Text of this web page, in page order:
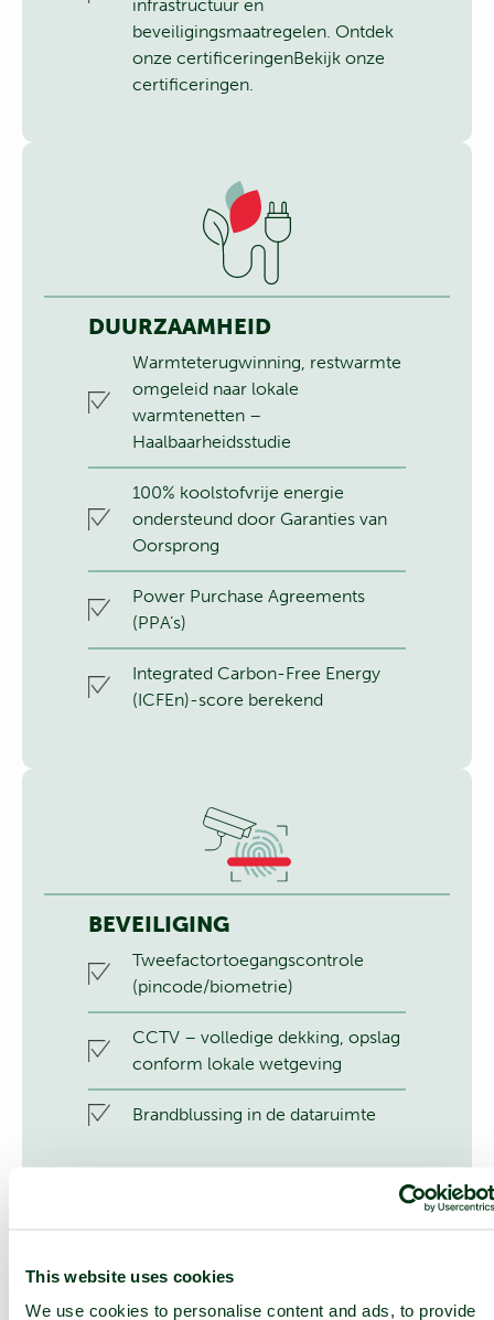
This website uses cookies
We use cookies to personalise content and ads, to provide
infrastructuur en
beveiligingsmaatregelen. Ontdek
onze certificeringenBekijk onze
certificeringen.
DUURZAAMHEID
Warmteterugwinning, restwarmte
omgeleid naar lokale
warmtenetten –
Haalbaarheidsstudie
100% koolstofvrije energie
ondersteund door Garanties van
Oorsprong
Power Purchase Agreements
(PPA’s)
Integrated Carbon-Free Energy
(ICFEn)-score berekend
BEVEILIGING
Tweefactortoegangscontrole
(pincode/biometrie)
CCTV – volledige dekking, opslag
conform lokale wetgeving
Brandblussing in de dataruimte